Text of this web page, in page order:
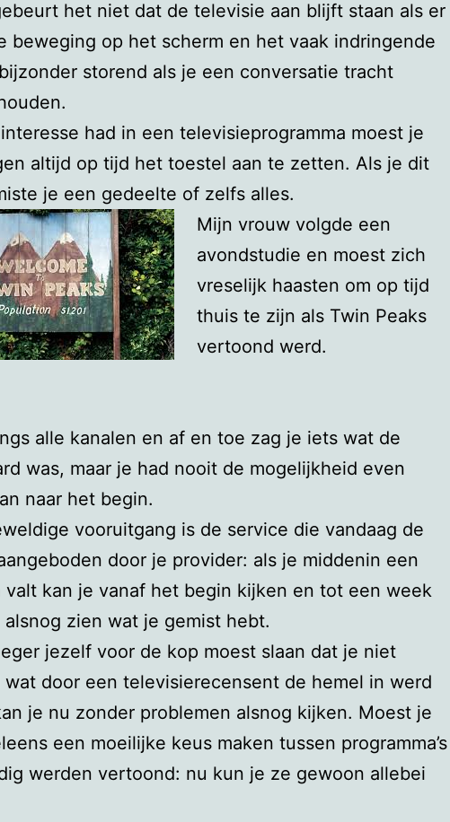
het niet dat de televisie aan blijft staan als er
beweging op het scherm en het vaak indringende
storend als je een conversatie tracht
had in een televisieprogramma moest je
altijd op tijd het toestel aan te zetten. Als je dit
je een gedeelte of zelfs alles.
Mijn vrouw volgde een
avondstudie en moest zich
vreselijk haasten om op tijd
thuis te zijn als Twin Peaks
vertoond werd.
alle kanalen en af en toe zag je iets wat de
was, maar je had nooit de mogelijkheid even
naar het begin.
vooruitgang is de service die vandaag de
door je provider: als je middenin een
valt kan je vanaf het begin kijken en tot een week
zien wat je gemist hebt.
jezelf voor de kop moest slaan dat je niet
wat door een televisierecensent de hemel in werd
je nu zonder problemen alsnog kijken. Moest je
een moeilijke keus maken tussen programma’s
werden vertoond: nu kun je ze gewoon allebei